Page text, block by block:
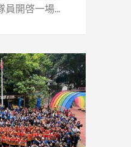
員開啓一場...